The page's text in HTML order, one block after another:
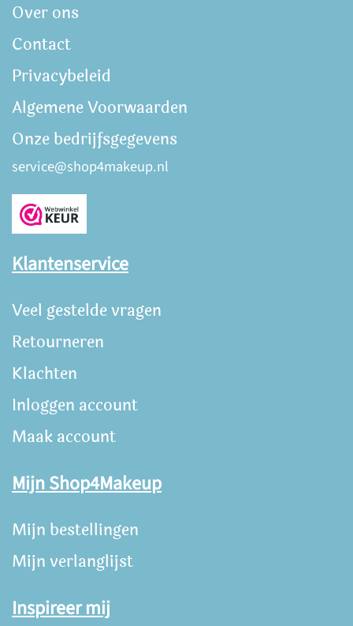
Over ons
Contact
Privacybeleid
Algemene Voorwaarden
Onze bedrijfsgegevens
service@shop4makeup.nl
Klantenservice
Veel gestelde vragen
Retourneren
Klachten
Inloggen account
Maak account
Mijn Shop4Makeup
Mijn bestellingen
Mijn verlanglijst
Inspireer mij